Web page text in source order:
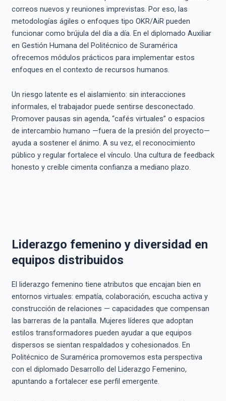
correos nuevos y reuniones imprevistas. Por eso, las
metodologías ágiles o enfoques tipo OKR/AiR pueden
funcionar como brújula del día a día. En el diplomado Auxiliar
en Gestión Humana del Politécnico de Suramérica
ofrecemos módulos prácticos para implementar estos
enfoques en el contexto de recursos humanos.
Un riesgo latente es el aislamiento: sin interacciones
informales, el trabajador puede sentirse desconectado.
Promover pausas sin agenda, “cafés virtuales” o espacios
de intercambio humano —fuera de la presión del proyecto—
ayuda a sostener el ánimo. A su vez, el reconocimiento
público y regular fortalece el vínculo. Una cultura de feedback
honesto y creíble cimenta confianza a mediano plazo.
Liderazgo femenino y diversidad en
equipos distribuidos
El liderazgo femenino tiene atributos que encajan bien en
entornos virtuales: empatía, colaboración, escucha activa y
construcción de relaciones — capacidades que compensan
las barreras de la pantalla. Mujeres líderes que adoptan
estilos transformadores pueden ayudar a que equipos
dispersos se sientan respaldados y cohesionados. En
Politécnico de Suramérica promovemos esta perspectiva
con el diplomado Desarrollo del Liderazgo Femenino,
apuntando a fortalecer ese perfil emergente.